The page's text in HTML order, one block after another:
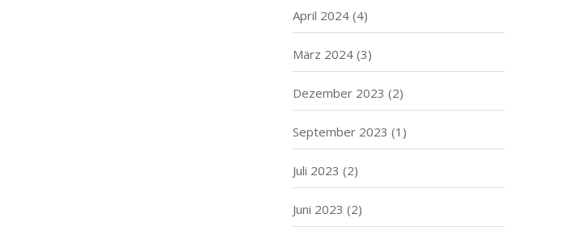
April 2024(4)
März 2024(3)
Dezember 2023 (2)
September 2023 (1)
Juli 2023 (2)
Juni 2023 (2)